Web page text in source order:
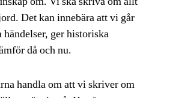
Det kan innebära att vi går
ger historiska
då och nu.
handla om att vi skriver om